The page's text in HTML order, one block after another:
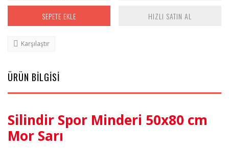
SEPETE EKLE HIZLI SATIN AL
Karşılaştır
ÜRÜN BİLGİSİ
Silindir Spor Minderi 50x80 cm
Mor Sarı